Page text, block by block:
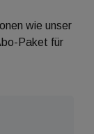
wie unser
Paket für